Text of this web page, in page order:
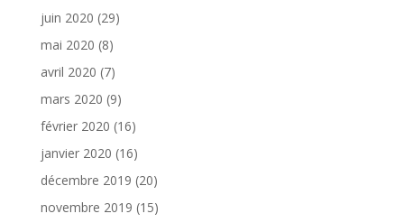
juin 2020 (29)
mai 2020 (8)
avril 2020 (7)
mars 2020 (9)
février 2020 (16)
janvier 2020 (16)
décembre 2019 (20)
novembre 2019 (15)